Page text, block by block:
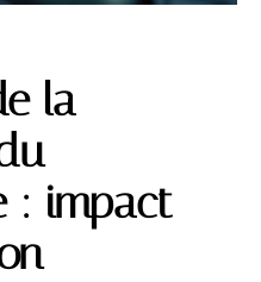
la
: impact